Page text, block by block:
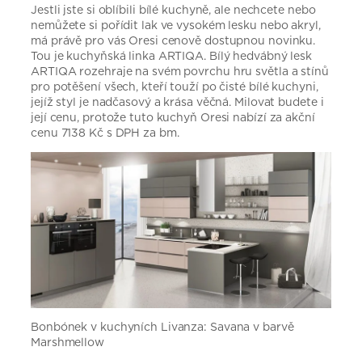
Jestli jste si oblíbili bílé kuchyně, ale nechcete nebo
nemůžete si pořídit lak ve vysokém lesku nebo akryl,
má právě pro vás Oresi cenově dostupnou novinku.
Tou je kuchyňská linka ARTIQA. Bílý hedvábný lesk
ARTIQA rozehraje na svém povrchu hru světla a stínů
pro potěšení všech, kteří touží po čisté bílé kuchyni,
jejíž styl je nadčasový a krása věčná. Milovat budete i
její cenu, protože tuto kuchyň Oresi nabízí za akční
cenu 7138 Kč s DPH za bm.
Bonbónek v kuchyních Livanza: Savana v barvě
Marshmellow